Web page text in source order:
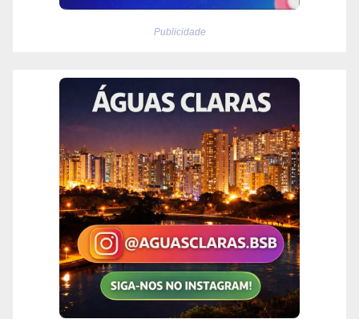
Publicidade